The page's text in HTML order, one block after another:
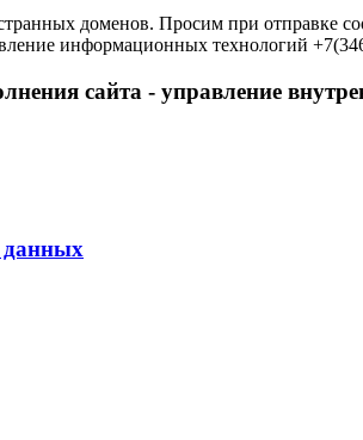
доменов. Просим при отправке
информационных технологий
сайта - управление